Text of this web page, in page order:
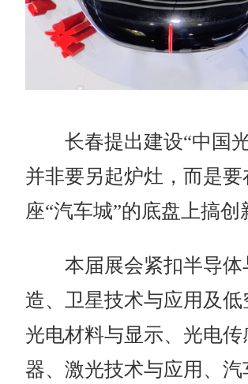
长春提出建设“中国光
并非要另起炉灶，而是要
座“汽车城”的底盘上搞创
本届展会紧扣半导体
造、卫星技术与应用及低
光电材料与显示、光电传
器、激光技术与应用、汽